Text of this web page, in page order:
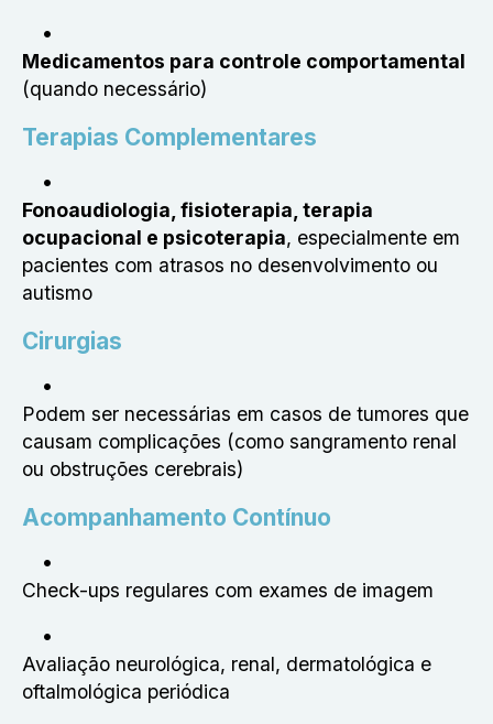
Medicamentos para controle comportamental
(quando necessário)
Terapias Complementares
Fonoaudiologia, fisioterapia, terapia
ocupacional e psicoterapia, especialmente em
pacientes com atrasos no desenvolvimento ou
autismo
Cirurgias
Podem ser necessárias em casos de tumores que
causam complicações (como sangramento renal
ou obstruções cerebrais)
Acompanhamento Contínuo
Check-ups regulares com exames de imagem
Avaliação neurológica, renal, dermatológica e
oftalmológica periódica